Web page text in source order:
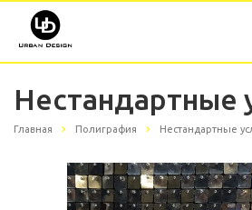
Нестандартные
Главная Полиграфия Нестандартные